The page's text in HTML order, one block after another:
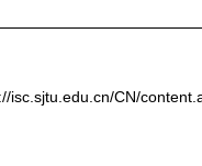
isc.sjtu.edu.cn/CN/